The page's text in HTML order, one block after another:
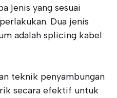
jenis yang sesuai
Dua jenis
adalah splicing kabel
teknik penyambungan
secara efektif untuk